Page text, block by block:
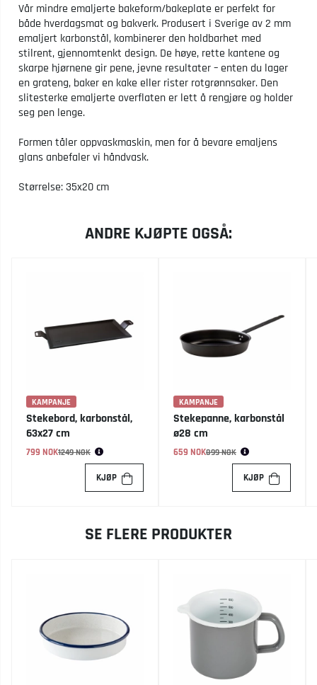
Vår mindre emaljerte bakeform/bakeplate er perfekt for
både hverdagsmat og bakverk. Produsert i Sverige av 2 mm
emaljert karbonstål, kombinerer den holdbarhet med
stilrent, gjennomtenkt design. De høye, rette kantene og
skarpe hjørnene gir pene, jevne resultater – enten du lager
en grateng, baker en kake eller rister rotgrønnsaker. Den
slitesterke emaljerte overflaten er lett å rengjøre og holder
seg pen lenge.
Formen tåler oppvaskmaskin, men for å bevare emaljens
glans anbefaler vi håndvask.
Størrelse: 35x20 cm
ANDRE KJØPTE OGSÅ:
KAMPANJE
Stekebord, karbonstål,
63x27 cm
799 NOK
Vanlig pris:1249 NOK
KJØP
KAMPANJE
Stekepanne, karbonstål
ø28 cm
659 NOK
Vanlig pris:899 NOK
KJØP
SE FLERE PRODUKTER